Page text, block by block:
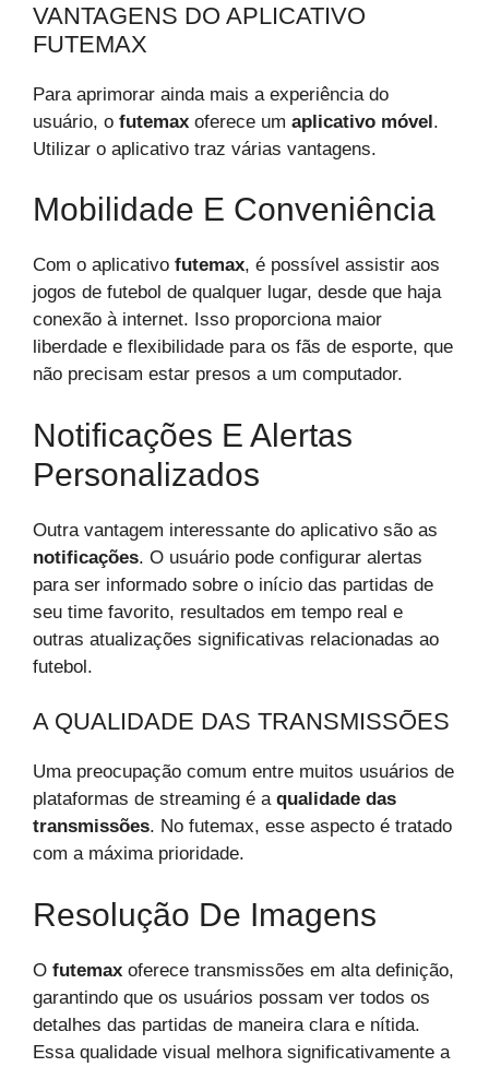
VANTAGENS DO APLICATIVO
FUTEMAX
Para aprimorar ainda mais a experiência do
usuário, o futemax oferece um aplicativo móvel.
Utilizar o aplicativo traz várias vantagens.
Mobilidade E Conveniência
Com o aplicativo futemax, é possível assistir aos
jogos de futebol de qualquer lugar, desde que haja
conexão à internet. Isso proporciona maior
liberdade e flexibilidade para os fãs de esporte, que
não precisam estar presos a um computador.
Notificações E Alertas
Personalizados
Outra vantagem interessante do aplicativo são as
notificações. O usuário pode configurar alertas
para ser informado sobre o início das partidas de
seu time favorito, resultados em tempo real e
outras atualizações significativas relacionadas ao
futebol.
A QUALIDADE DAS TRANSMISSÕES
Uma preocupação comum entre muitos usuários de
plataformas de streaming é a qualidade das
transmissões. No futemax, esse aspecto é tratado
com a máxima prioridade.
Resolução De Imagens
O futemax oferece transmissões em alta definição,
garantindo que os usuários possam ver todos os
detalhes das partidas de maneira clara e nítida.
Essa qualidade visual melhora significativamente a